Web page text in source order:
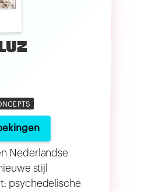
Nederlandse
stijl
psychedelische